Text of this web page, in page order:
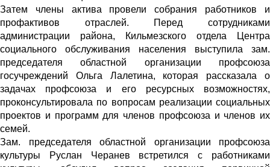
Затем члены актива провели собрания работников и
профактивов отраслей. Перед сотрудниками
администрации района, Кильмезского отдела Центра
социального обслуживания населения выступила зам.
председателя областной организации профсоюза
госучреждений Ольга Лалетина, которая рассказала о
задачах профсоюза и его ресурсных возможностях,
проконсультировала по вопросам реализации социальных
проектов и программ для членов профсоюза и членов их
семей.
Зам. председателя областной организации профсоюза
культуры Руслан Черанев встретился с работниками